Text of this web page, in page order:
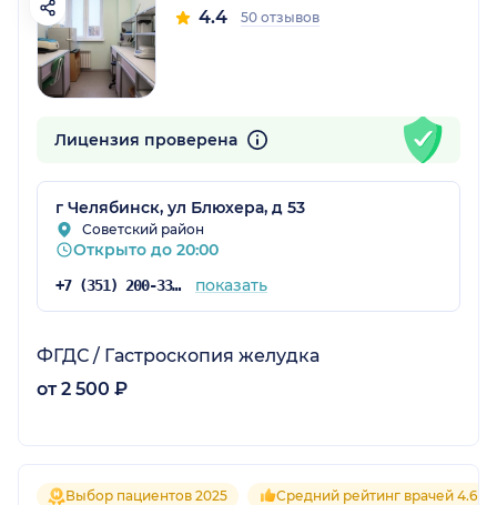
4.4 50 отзывов
Лицензия проверена
г Челябинск, ул Блюхера, д 53
Советский район
Открыто до 20:00
+7 (351) 200-33-10 показать
ФГДС / Гастроскопия желудка
от 2 500 ₽
Выбор пациентов 2025 Средний рейтинг врачей 4.6